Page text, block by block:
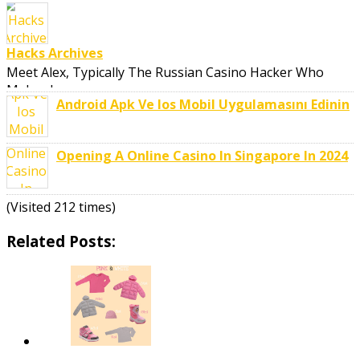
Hacks Archives
Meet Alex, Typically The Russian Casino Hacker Who
Makes Large ..
Android Apk Ve Ios Mobil Uygulamasını Edinin
Opening A Online Casino In Singapore In 2024
(Visited 212 times)
Related Posts: